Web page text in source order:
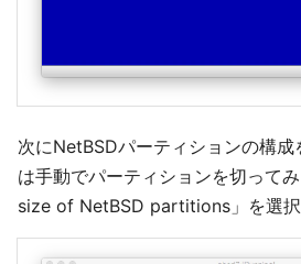
次にNetBSDパーティションの構
は手動でパーティションを切って
size of NetBSD partitions」を選択